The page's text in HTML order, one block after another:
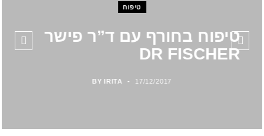
טיפוח
טיפוח בחורף עם ד”ר פישר
DR FISCHER
BY IRITA 17/12/2017